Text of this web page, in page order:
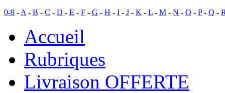
0-9 - A - B - C - D - E - F - G - H - I - J - K - L - M - N - O - P- Q -
Accueil
Rubriques
Livraison OFFERTE